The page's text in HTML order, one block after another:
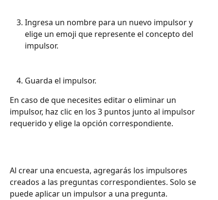
Ingresa un nombre para un nuevo impulsor y
elige un emoji que represente el concepto del
impulsor.
Guarda el impulsor.
En caso de que necesites editar o eliminar un
impulsor, haz clic en los 3 puntos junto al impulsor
requerido y elige la opción correspondiente.
Al crear una encuesta, agregarás los impulsores
creados a las preguntas correspondientes. Solo se
puede aplicar un impulsor a una pregunta.